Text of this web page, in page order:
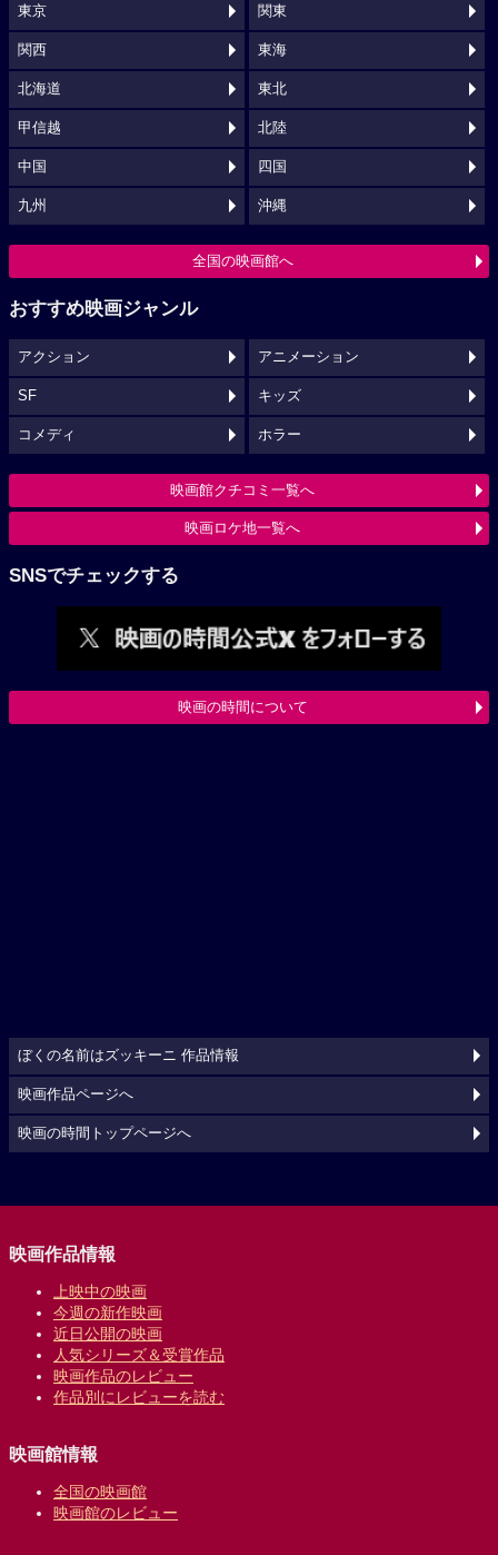
東京 関東
関西 東海
北海道 東北
甲信越 北陸
中国 四国
九州 沖縄
全国の映画館へ
おすすめ映画ジャンル
アクション アニメーション
SF キッズ
コメディ ホラー
映画館クチコミ一覧へ
映画ロケ地一覧へ
SNSでチェックする
映画の時間について
ぼくの名前はズッキーニ 作品情報
映画作品ページへ
映画の時間トップページへ
映画作品情報
上映中の映画
今週の新作映画
近日公開の映画
人気シリーズ＆受賞作品
映画作品のレビュー
作品別にレビューを読む
映画館情報
全国の映画館
映画館のレビュー